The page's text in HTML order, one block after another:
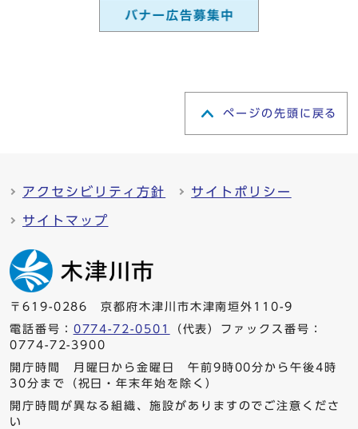
ページの先頭に戻る
アクセシビリティ方針 サイトポリシー
サイトマップ
〒619-0286 京都府木津川市木津南垣外110-9
電話番号： 0774-72-0501
（代表）ファックス番号：
0774-72-3900
開庁時間 月曜日から金曜日 午前9時00分から午後4時
30分まで（祝日・年末年始を除く）
開庁時間が異なる組織、施設がありますのでご注意くださ
い